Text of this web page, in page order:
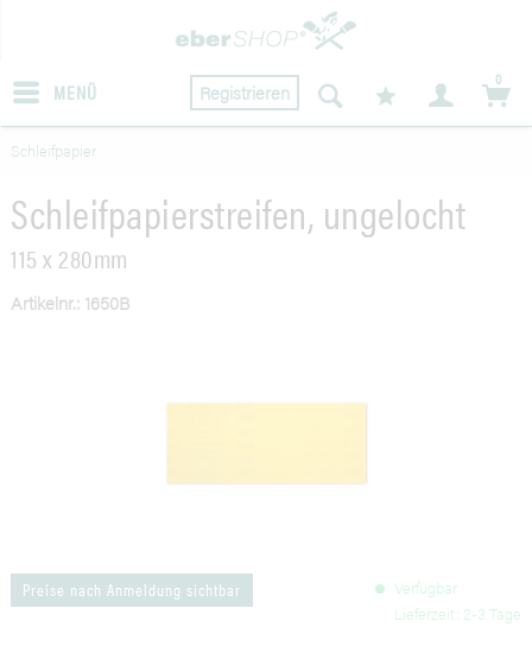
MENÜ Registrieren
0
Schleifpapier
Schleifpapierstreifen, ungelocht
115 x 280mm
Artikelnr.: 1650B
Preise nach Anmeldung sichtbar
Verfügbar
Lieferzeit: 2-3 Tage